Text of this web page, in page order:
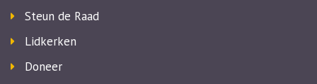
Steun de Raad
Lidkerken
Doneer